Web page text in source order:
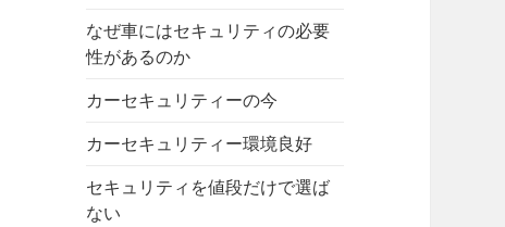
なぜ車にはセキュリティの必要
性があるのか
カーセキュリティーの今
カーセキュリティー環境良好
セキュリティを値段だけで選ば
ない